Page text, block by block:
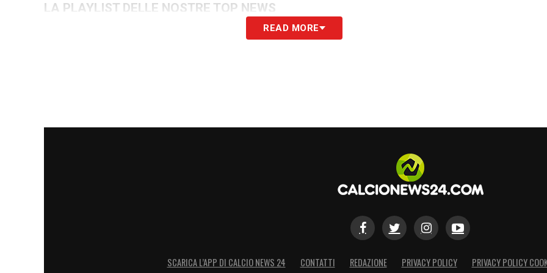
LA PLAYLIST DELLE NOSTRE TOP NEWS
READ MORE
SCARICA L’APP DI CALCIO NEWS 24 CONTATTI REDAZIONE PRIVACY POLICY PRIVACY POLICY